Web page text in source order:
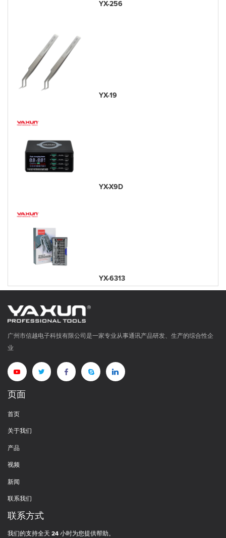
YX-256
YX-19
YX-X9D
YX-6313
广州市信越电子科技有限公司是一家专业从事通讯产品研发、生产的综合性企
业
页面
首页
关于我们
产品
视频
新闻
联系我们
联系方式
我们的支持全天 24 小时为您提供帮助。